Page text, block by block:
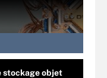
stockage objet